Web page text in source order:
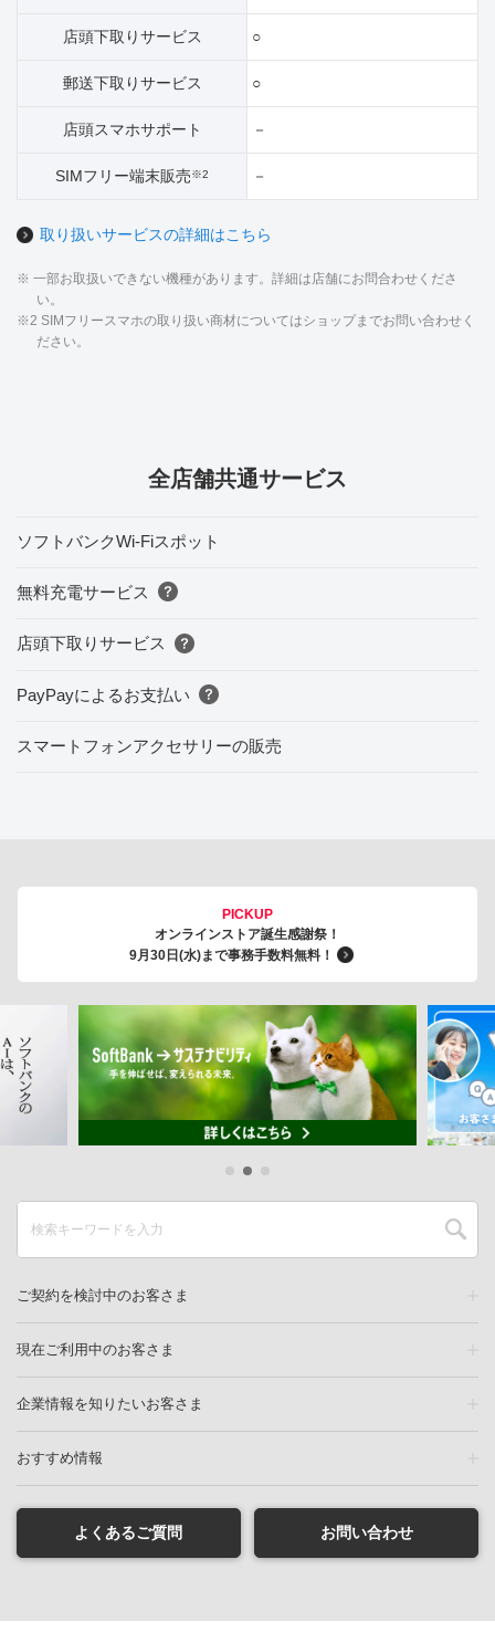
店頭下取りサービス ○
郵送下取りサービス ○
店頭スマホサポート －
SIMフリー端末販売※2 －
取り扱いサービスの詳細はこちら
※ 一部お取扱いできない機種があります。詳細は店舗にお問合わせくださ
い。
※2 SIMフリースマホの取り扱い商材についてはショップまでお問い合わせく
ださい。
全店舗共通サービス
ソフトバンクWi-Fiスポット
無料充電サービス
店頭下取りサービス
PayPayによるお支払い
スマートフォンアクセサリーの販売
PICKUP
オンラインストア誕生感謝祭！
9月30日(水)まで事務手数料無料！
ご契約を検討中のお客さま
現在ご利用中のお客さま
企業情報を知りたいお客さま
おすすめ情報
よくあるご質問 お問い合わせ